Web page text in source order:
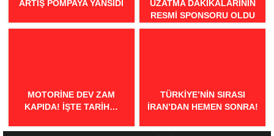
ARTIŞ POMPAYA YANSIDI
UZATMA DAKIKALARININ
RESMI SPONSORU OLDU
MOTORINE DEV ZAM
KAPIDA! İŞTE TARIH…
TÜRKIYE’NIN SIRASI
İRAN’DAN HEMEN SONRA!